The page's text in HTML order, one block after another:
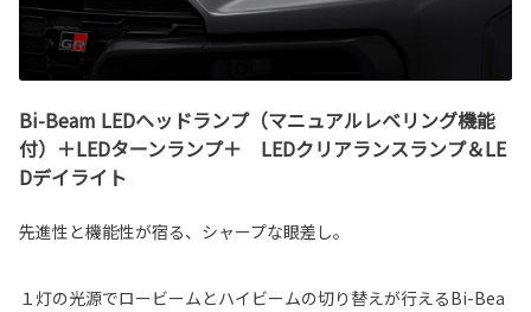
Bi-Beam LEDヘッドランプ（マニュアルレベリング機能
付）＋LEDターンランプ＋ LEDクリアランスランプ＆LE
Dデイライト
先進性と機能性が宿る、シャープな眼差し。
１灯の光源でロービームとハイビームの切り替えが行えるBi-Bea